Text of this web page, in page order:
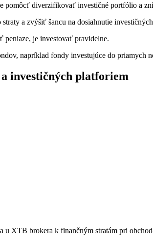
pomôcť diverzifikovať investičné portfólio a
a zvýšiť šancu na dosiahnutie
peniaze, je investovať pravidelne.
napríklad fondy investujúce do
investičných platforiem
u XTB brokera k finančným stratám pri